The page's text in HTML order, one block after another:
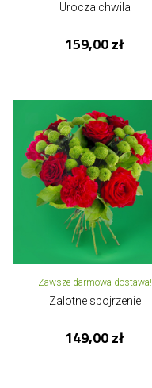
Urocza chwila
159,00 zł
Zawsze darmowa dostawa!
Zalotne spojrzenie
149,00 zł